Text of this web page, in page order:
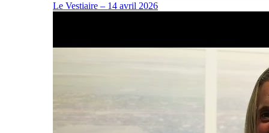
Le Vestiaire – 14 avril 2026